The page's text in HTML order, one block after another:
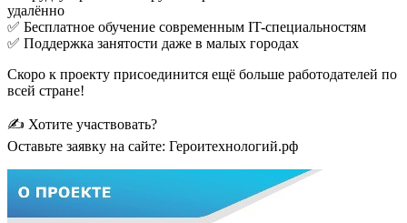
удалённо
✅ Бесплатное обучение современным IT-специальностям
✅ Поддержка занятости даже в малых городах
Скоро к проекту присоединится ещё больше работодателей по
всей стране!
✍️ Хотите участвовать?
Оставьте заявку на сайте: Героитехнологий.рф